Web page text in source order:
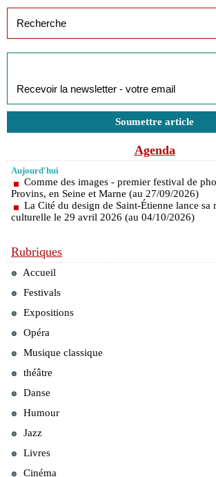
Soumettre article
Agenda
Aujourd'hui
Comme des images - premier festival de
Provins, en Seine et Marne (au 27/09/2026)
La Cité du design de Saint-Étienne lance sa
culturelle le 29 avril 2026 (au 04/10/2026)
Rubriques
Accueil
Festivals
Expositions
Opéra
Musique classique
théâtre
Danse
Humour
Jazz
Livres
Cinéma